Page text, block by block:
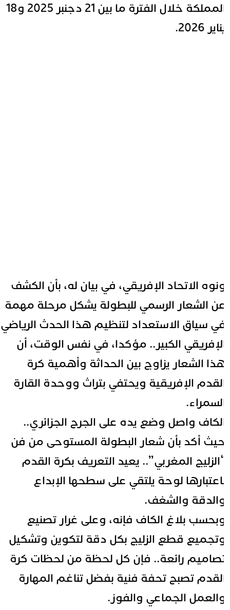
المملكة خلال الفترة ما بين 21 دجنبر 2025 و18
2026.
الاتحاد الإفريقي، في بيان له، بأن الكشف
الشعار الرسمي للبطولة يشكل مرحلة مهمة
سياق الاستعداد لتنظيم هذا الحدث الرياضي
الكبير.. مؤكدا، في نفس الوقت، أن
الشعار يزاوج بين الحداثة وأهمية كرة
الإفريقية ويحتفي بتراث ووحدة القارة
واصل وضع يده على الجرح الجزائري..
أكد بأن شعار البطولة المستوحى من فن
المغربي”.. يعيد التعريف بكرة القدم
لوحة يلتقي على سطحها الإبداع
والشغف.
بلاغ الكاف فإنه، وعلى غرار تصنيع
قطع الزليج بكل دقة لتكوين وتشكيل
رائعة.. فإن كل لحظة من لحظات كرة
تصبح تحفة فنية بفضل تناغم المهارة
الجماعي والفوز.